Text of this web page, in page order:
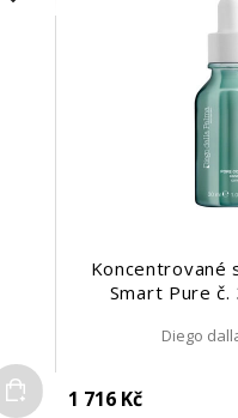
Do košíku
Koncentrované
Smart Pure
Diego
1 716 Kč